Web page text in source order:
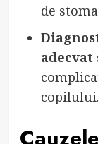
de
adecvat
copilului.